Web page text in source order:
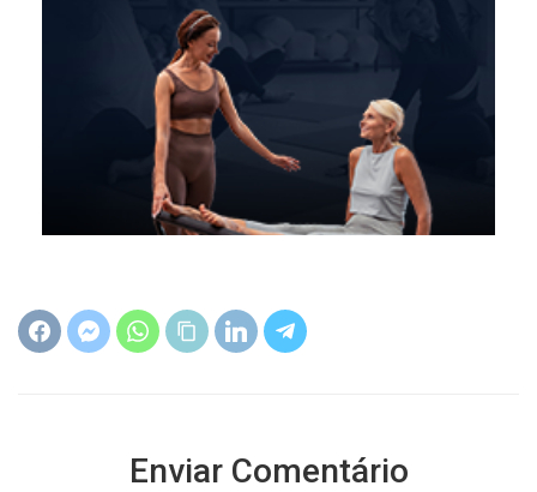
Enviar Comentário